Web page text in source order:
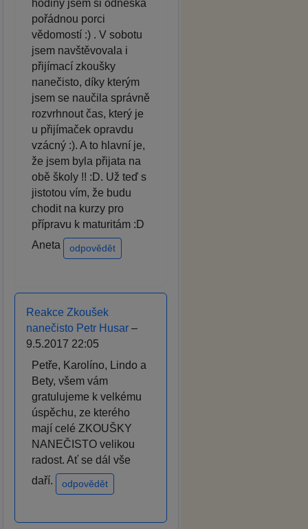
hodiny jsem si odneska
pořádnou porci
vědomostí :) . V sobotu
jsem navštěvovala i
přijímací zkoušky
nanečisto, díky kterým
jsem se naučila správně
rozvrhnout čas, který je
u přijímaček opravdu
vzácný :). A to hlavní je,
že jsem byla přijata na
obě školy !! :D. Už teď s
jistotou vím, že budu
chodit na kurzy pro
přípravu k maturitám :D
Aneta
odpovědět
Reakce Zkoušek
nanečisto Petr Husar –
9.5.2017 22:05
Petře, Karolíno, Lindo a
Bety, všem vám
gratulujeme k velkému
úspěchu, ze kterého
mají celé ZKOUŠKY
NANEČISTO velikou
radost. Ať se dál vše
daří.
odpovědět